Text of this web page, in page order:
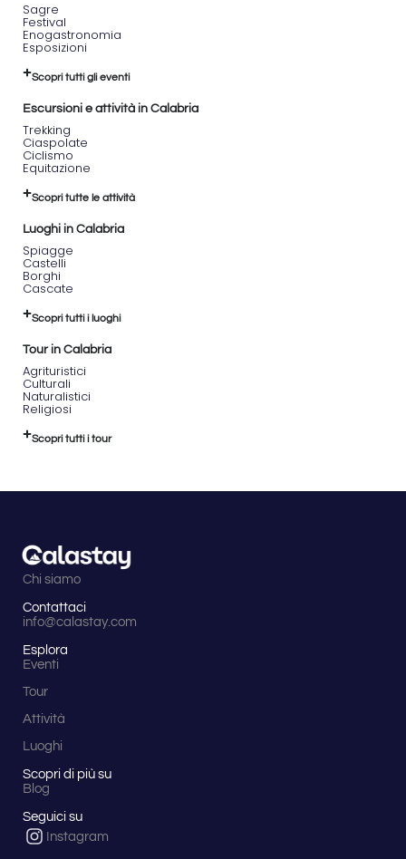
Sagre
Festival
Enogastronomia
Esposizioni
Scopri tutti gli eventi
Escursioni e attività in Calabria
Trekking
Ciaspolate
Ciclismo
Equitazione
Scopri tutte le attività
Luoghi in Calabria
Spiagge
Castelli
Borghi
Cascate
Scopri tutti i luoghi
Tour in Calabria
Agrituristici
Culturali
Naturalistici
Religiosi
Scopri tutti i tour
Chi siamo
Contattaci
info@calastay.com
Esplora
Eventi
Tour
Attività
Luoghi
Scopri di più su
Blog
Seguici su
Instagram